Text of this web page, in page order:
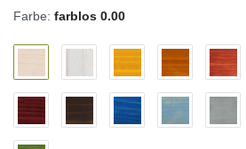
Farbe: farblos 0.00